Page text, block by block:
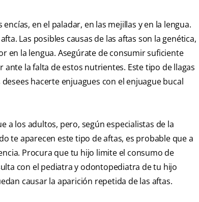
en el paladar, en las mejillas y en la lengua.
Las posibles causas de las aftas son la genética,
en la lengua. Asegúrate de consumir suficiente
la falta de estos nutrientes. Este tipo de llagas
hacerte enjuagues con el enjuague bucal
a los adultos, pero, según especialistas de la
te aparecen este tipo de aftas, es probable que a
Procura que tu hijo limite el consumo de
con el pediatra y odontopediatra de tu hijo
causar la aparición repetida de las aftas.